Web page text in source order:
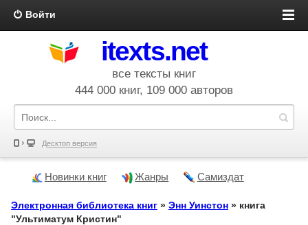
Войти
itexts.net
все тексты книг
444 000 книг, 109 000 авторов
Десктоп версия
Новинки книг Жанры Самиздат
Электронная библиотека книг » Энн Уинстон » книга
"Ультиматум Кристин"